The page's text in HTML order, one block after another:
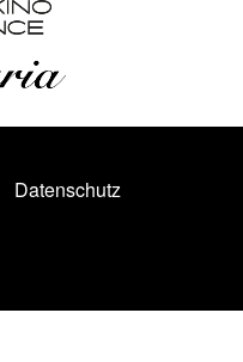
Datenschutz